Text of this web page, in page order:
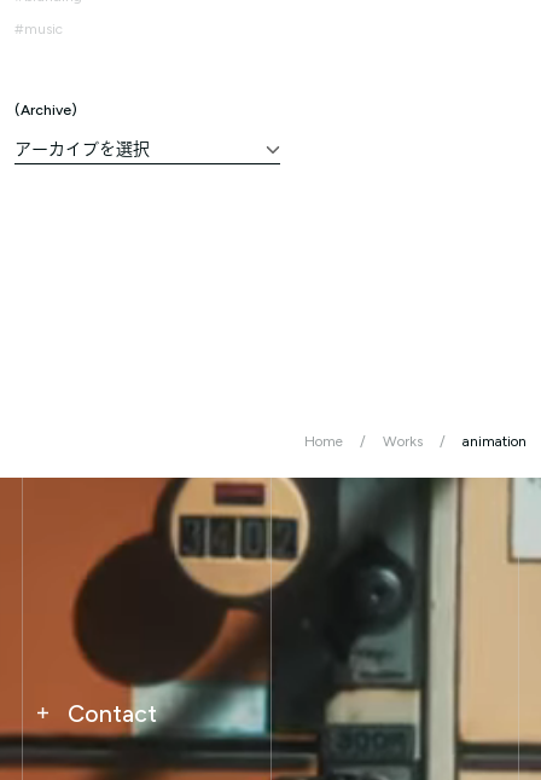
music
Archive
Home Works animation
Contact